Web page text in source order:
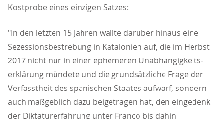
Kostprobe eines einzigen Satzes:
"In den letzten 15 Jahren wallte darüber hinaus eine
Sezessionsbestrebung in Katalonien auf, die im Herbst
2017 nicht nur in einer ephemeren Unabhängigkeits-
erklärung mündete und die grundsätzliche Frage der
Verfasstheit des spanischen Staates aufwarf, sondern
auch maßgeblich dazu beigetragen hat, den eingedenk
der Diktaturerfahrung unter Franco bis dahin